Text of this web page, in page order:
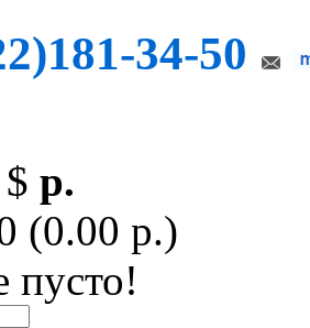
34-50
$ р.
(0.00 р.)
пусто!